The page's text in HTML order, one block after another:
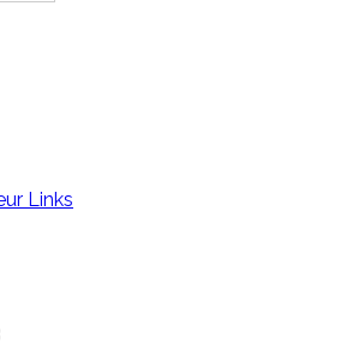
Links